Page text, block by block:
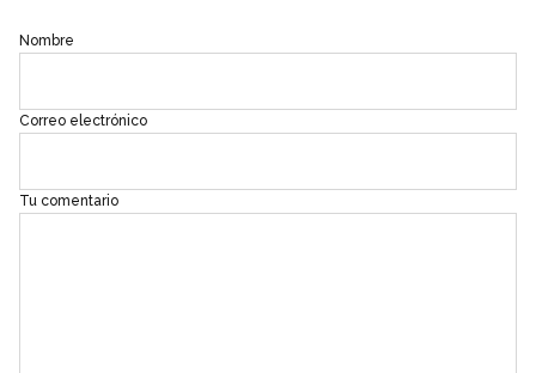
Nombre
Correo electrónico
Tu comentario